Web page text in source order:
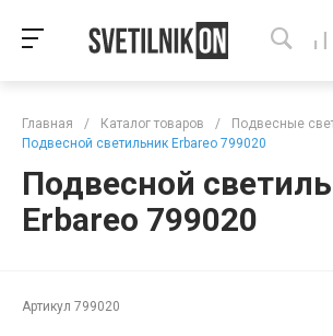
Главная / Каталог товаров / Подвесные
Подвесной светильник Erbareo 799020
Подвесной
Erbareo 799020
Артикул 799020